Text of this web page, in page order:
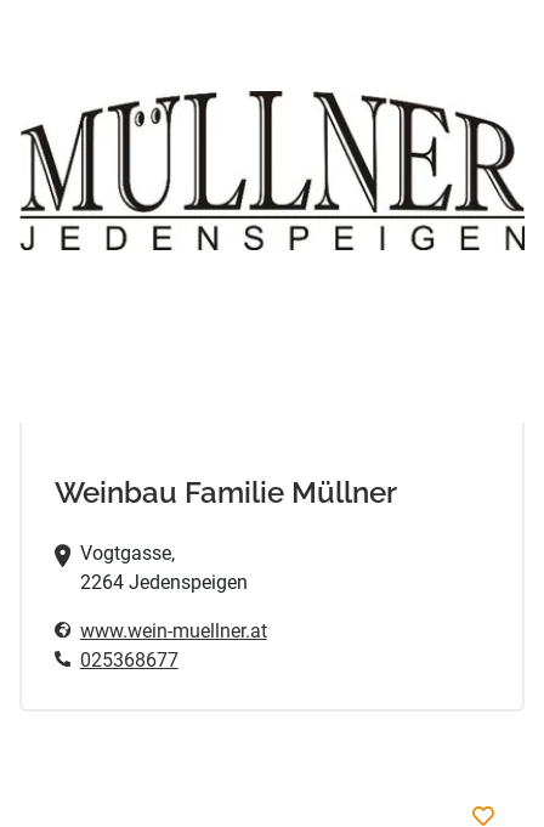
Weinbau Familie Müllner
Vogtgasse,
2264 Jedenspeigen
www.wein-muellner.at
025368677